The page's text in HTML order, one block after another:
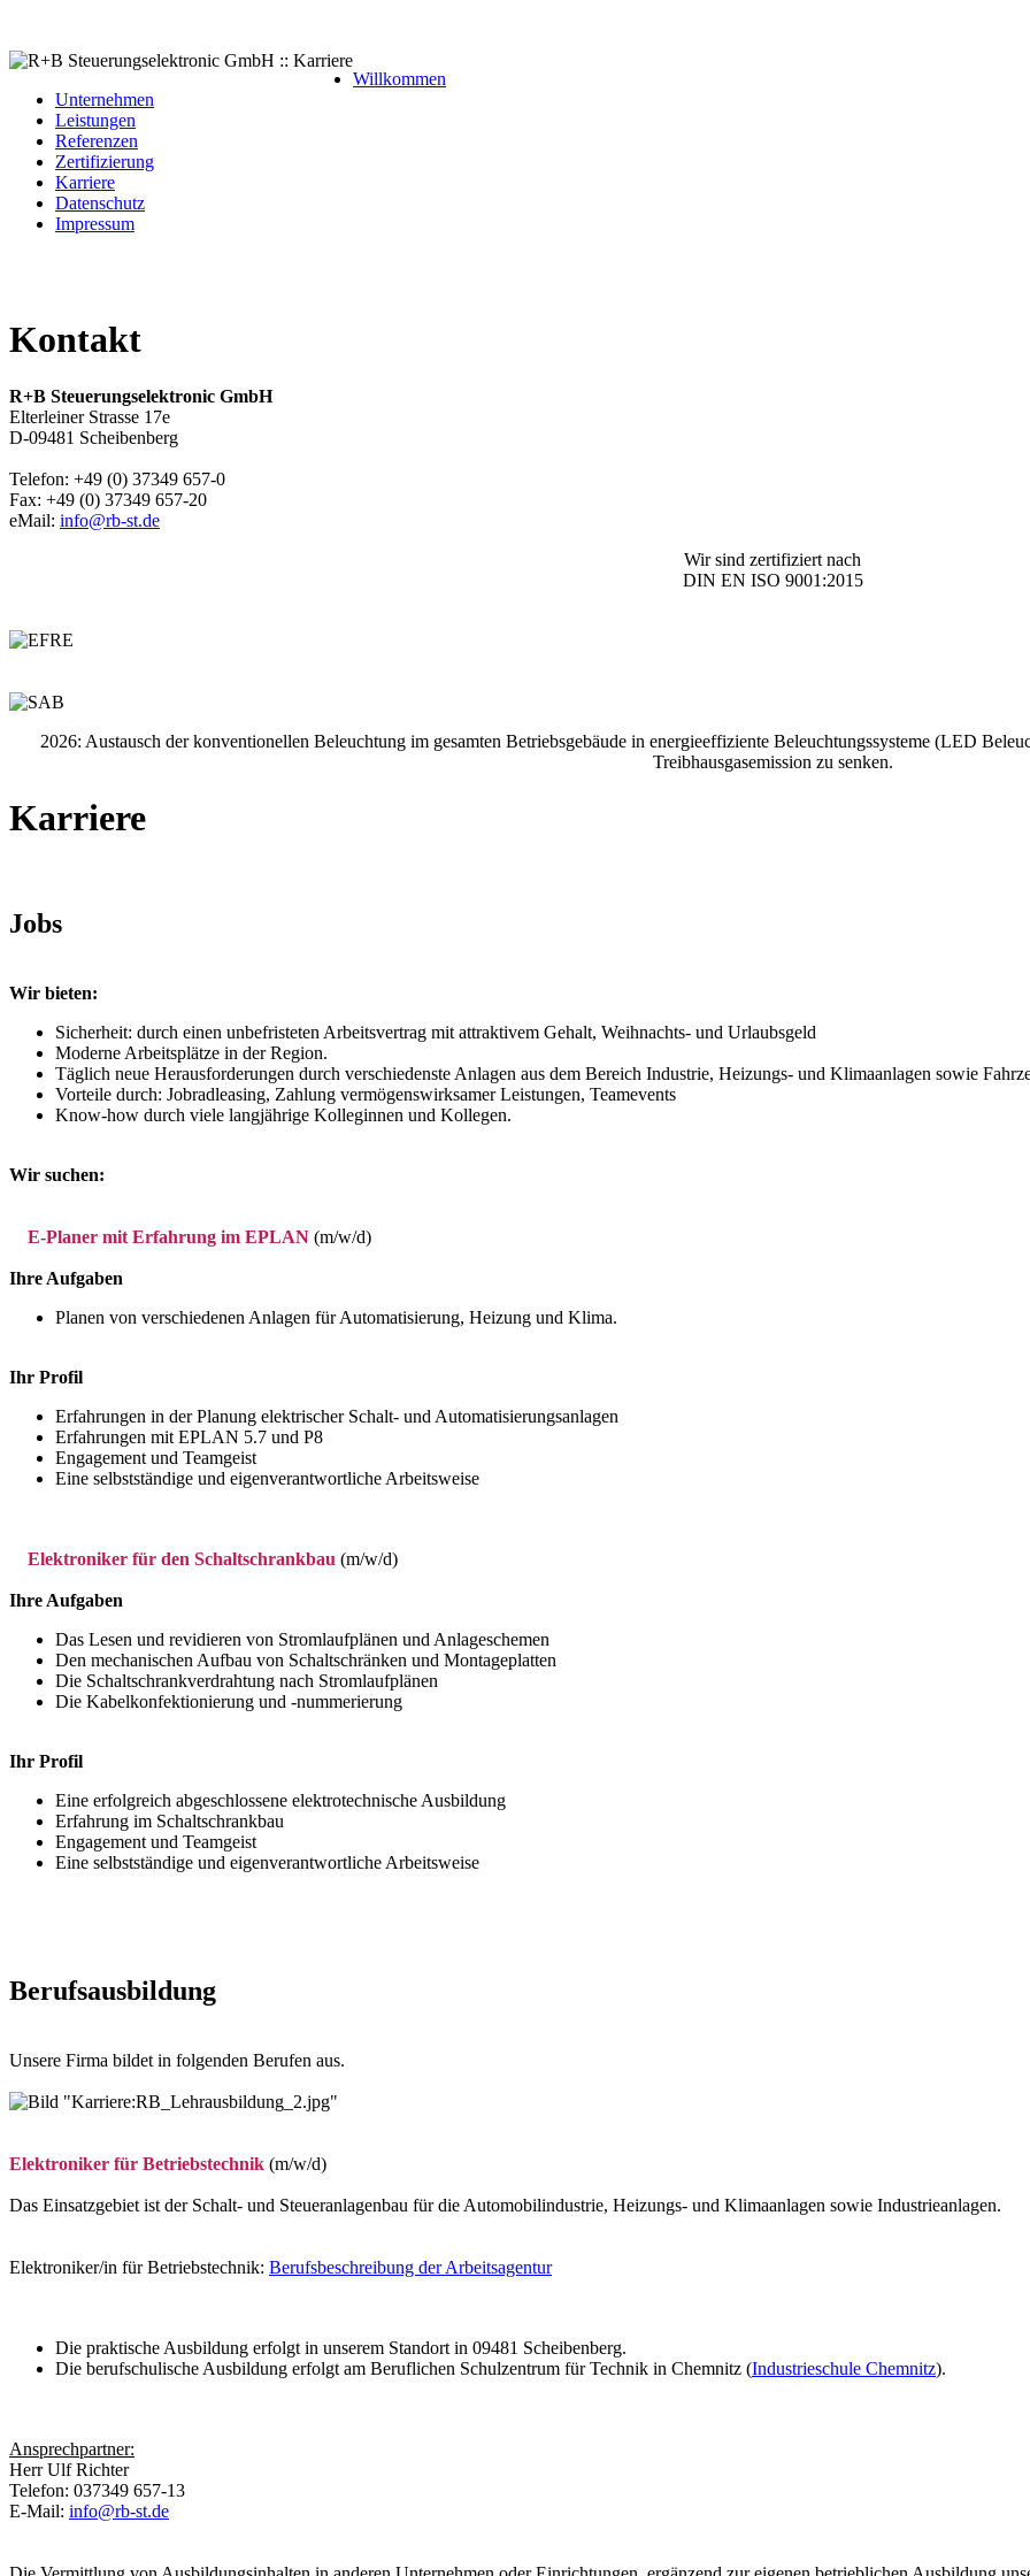
Willkommen
Unternehmen
Leistungen
Referenzen
Zertifizierung
Karriere
Datenschutz
Impressum
Kontakt
R+B Steuerungselektronic GmbH
Elterleiner Strasse 17e
D-09481 Scheibenberg
Telefon: +49 (0) 37349 657-0
Fax: +49 (0) 37349 657-20
eMail: info@rb-st.de
Wir sind zertifiziert nach
DIN EN ISO 9001:2015
2026: Austausch der konventionellen Beleuchtung im gesamten Betriebsgebäude in energieeffiziente Beleuchtungssysteme (LED
Treibhausgasemission zu senken.
Karriere
Jobs
Wir bieten:
Sicherheit: durch einen unbefristeten Arbeitsvertrag mit attraktivem Gehalt, Weihnachts- und Urlaubsgeld
Moderne Arbeitsplätze in der Region.
Täglich neue Herausforderungen durch verschiedenste Anlagen aus dem Bereich Industrie, Heizungs- und Klimaanlagen sowie
Vorteile durch: Jobradleasing, Zahlung vermögenswirksamer Leistungen, Teamevents
Know-how durch viele langjährige Kolleginnen und Kollegen.
Wir suchen:
E-Planer mit Erfahrung im EPLAN (m/w/d)
Ihre Aufgaben
Planen von verschiedenen Anlagen für Automatisierung, Heizung und Klima.
Ihr Profil
Erfahrungen in der Planung elektrischer Schalt- und Automatisierungsanlagen
Erfahrungen mit EPLAN 5.7 und P8
Engagement und Teamgeist
Eine selbstständige und eigenverantwortliche Arbeitsweise
Elektroniker für den Schaltschrankbau (m/w/d)
Ihre Aufgaben
Das Lesen und revidieren von Stromlaufplänen und Anlageschemen
Den mechanischen Aufbau von Schaltschränken und Montageplatten
Die Schaltschrankverdrahtung nach Stromlaufplänen
Die Kabelkonfektionierung und -nummerierung
Ihr Profil
Eine erfolgreich abgeschlossene elektrotechnische Ausbildung
Erfahrung im Schaltschrankbau
Engagement und Teamgeist
Eine selbstständige und eigenverantwortliche Arbeitsweise
Berufsausbildung
Unsere Firma bildet in folgenden Berufen aus.
Elektroniker für Betriebstechnik (m/w/d)
Das Einsatzgebiet ist der Schalt- und Steueranlagenbau für die Automobilindustrie, Heizungs- und Klimaanlagen sowie Industrieanlagen.
Elektroniker/in für Betriebstechnik: Berufsbeschreibung der Arbeitsagentur
Die praktische Ausbildung erfolgt in unserem Standort in 09481 Scheibenberg.
Die berufschulische Ausbildung erfolgt am Beruflichen Schulzentrum für Technik in Chemnitz (Industrieschule Chemnitz).
Ansprechpartner:
Herr Ulf Richter
Telefon: 037349 657-13
E-Mail: info@rb-st.de